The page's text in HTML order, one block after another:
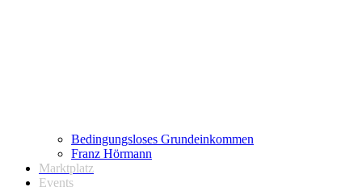
Bedingungsloses Grundeinkommen
Franz Hörmann
Marktplatz
Events